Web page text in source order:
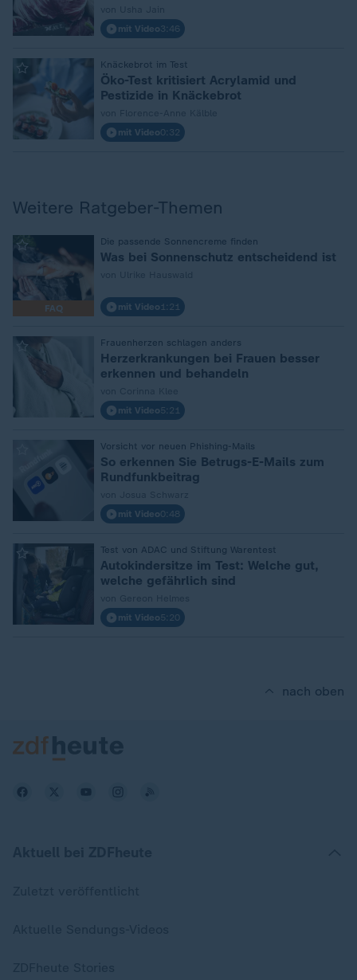
mit Video3:46
Knäckebrot im Test
Öko-Test kritisiert Acrylamid und
Pestizide in Knäckebrot
mit Video0:32
Weitere Ratgeber-Themen
FAQ
Die passende Sonnencreme finden
Was bei Sonnenschutz entscheidend ist
mit Video 1:21
Frauenherzen schlagen anders
Herzerkrankungen bei Frauen besser
erkennen und behandeln
mit Video5:21
Vorsicht vor neuen Phishing-Mails
So erkennen Sie Betrugs-E-Mails zum
Rundfunkbeitrag
mit Video0:48
Test von ADAC und Stiftung Warentest
Autokindersitze im Test: Welche gut,
welche gefährlich sind
mit Video5:20
nach oben